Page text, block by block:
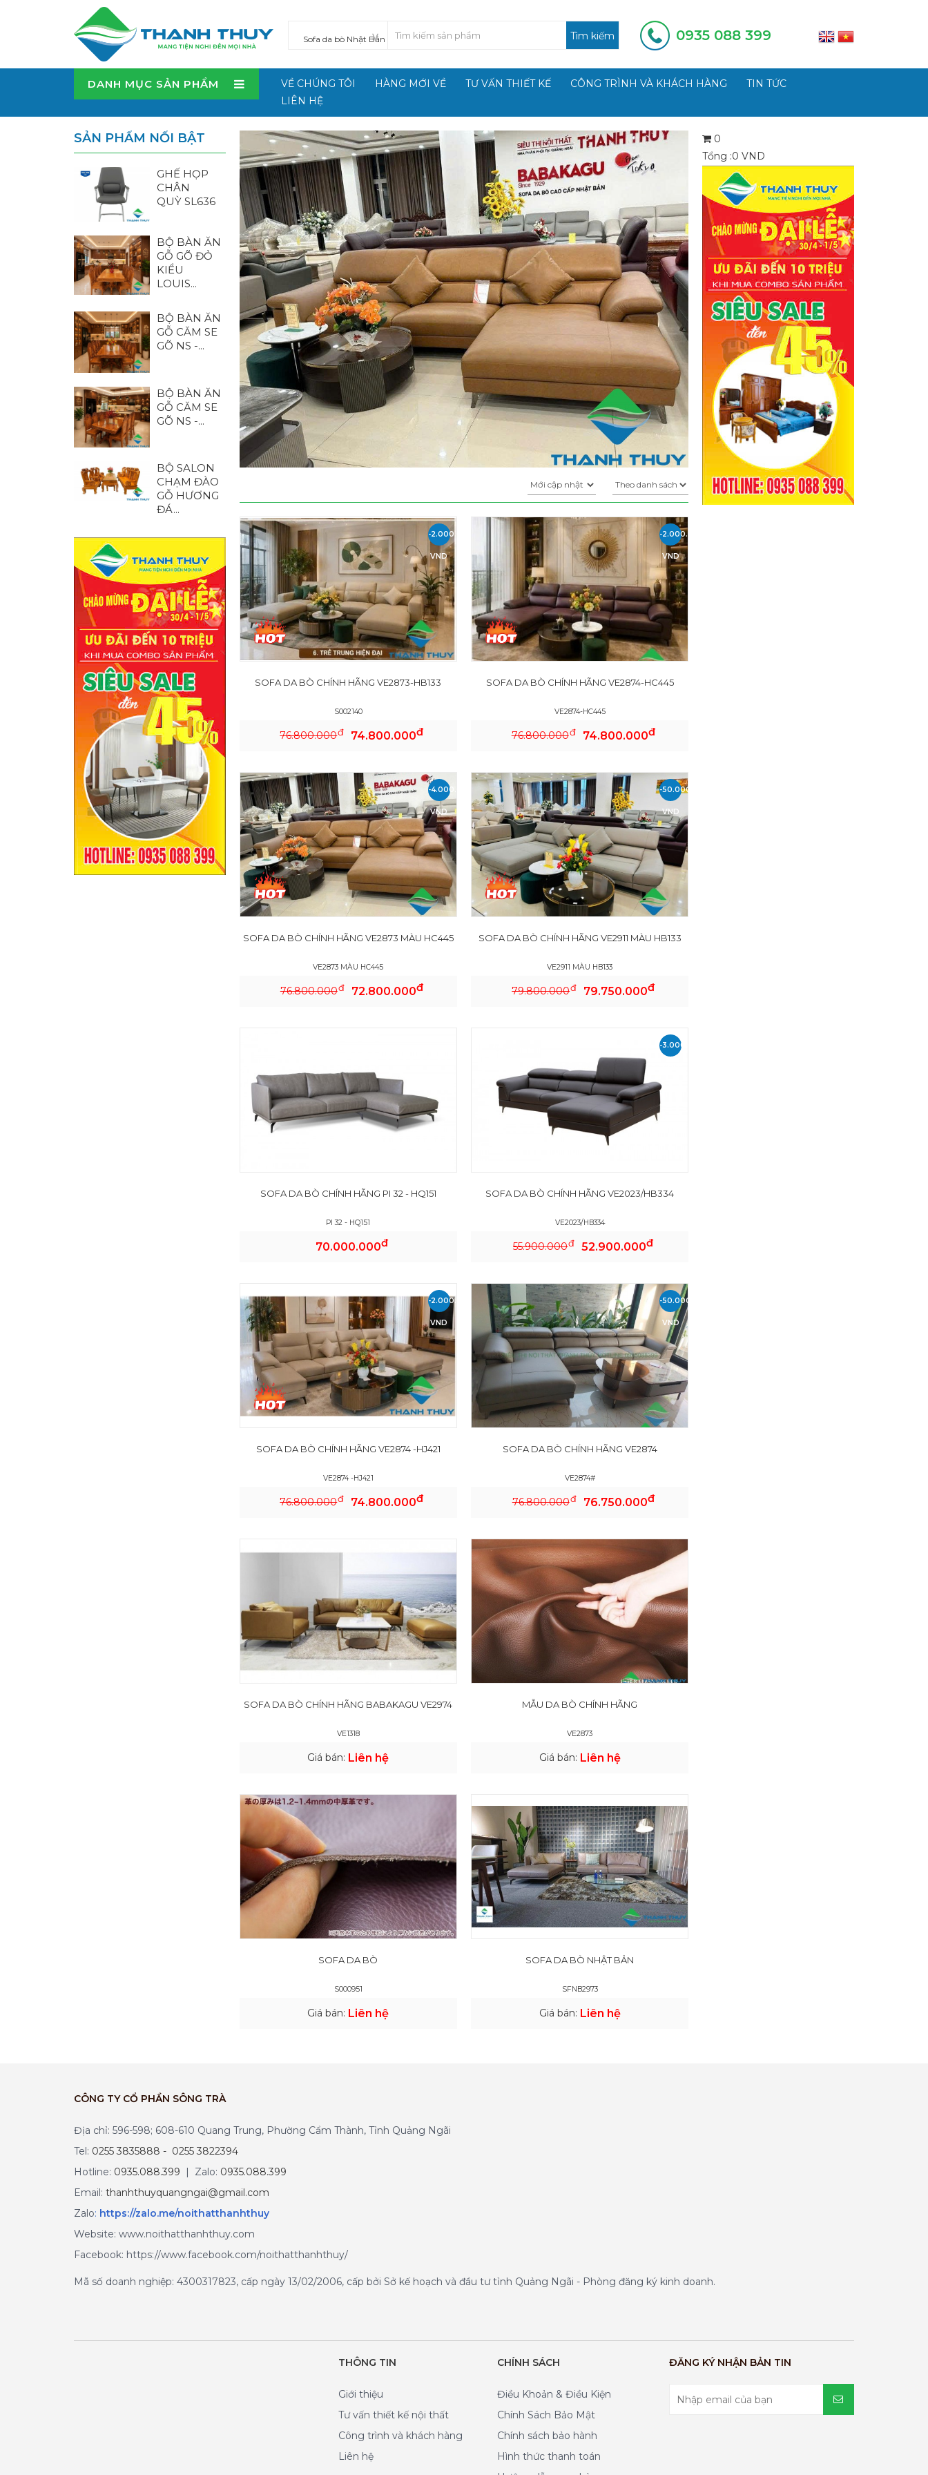
Tìm kiếm 0935 088 399
DANH MỤC SẢN PHẨM VỀ CHÚNG TÔI HÀNG MỚI VỀ TƯ VẤN THIẾT KẾ CÔNG TRÌNH VÀ KHÁCH HÀNG
TIN TỨC
LIÊN HỆ
-2.000.000
VND
SOFA DA BÒ CHÍNH HÃNG VE2873-HB133
S002140
76.800.000đ 74.800.000đ
-2.000.000
VND
SOFA DA BÒ CHÍNH HÃNG VE2874-HC445
VE2874-HC445
76.800.000đ 74.800.000đ
-4.000.000
VND
SOFA DA BÒ CHÍNH HÃNG VE2873 MÀU HC445
VE2873 MÀU HC445
76.800.000đ 72.800.000đ
-50.000
VND
SOFA DA BÒ CHÍNH HÃNG VE2911 MÀU HB133
VE2911 MÀU HB133
79.800.000đ 79.750.000đ
SOFA DA BÒ CHÍNH HÃNG PI 32 - HQ151
PI 32 - HQ151
70.000.000đ
-3.000.000
SOFA DA BÒ CHÍNH HÃNG VE2023/HB334
VE2023/HB334
55.900.000đ 52.900.000đ
-2.000.000
VND
SOFA DA BÒ CHÍNH HÃNG VE2874 -HJ421
VE2874 -HJ421
76.800.000đ 74.800.000đ
-50.000
VND
SOFA DA BÒ CHÍNH HÃNG VE2874
VE2874#
76.800.000đ 76.750.000đ
SOFA DA BÒ CHÍNH HÃNG BABAKAGU VE2974
VE1318
Giá bán: Liên hệ
MẪU DA BÒ CHÍNH HÃNG
VE2873
Giá bán: Liên hệ
SOFA DA BÒ
S000951
Giá bán: Liên hệ
SOFA DA BÒ NHẬT BẢN
SFNB2973
Giá bán: Liên hệ
0
Tổng :0 VND
SẢN PHẨM NỔI BẬT
GHẾ HỌP
CHÂN
QUỲ SL636
BỘ BÀN ĂN
GỖ GÕ ĐỎ
KIỂU
LOUIS...
BỘ BÀN ĂN
GỖ CĂM SE
GÕ NS -...
BỘ BÀN ĂN
GỖ CĂM SE
GÕ NS -...
BỘ SALON
CHẠM ĐÀO
GỖ HƯƠNG
ĐÁ...
CÔNG TY CỔ PHẦN SÔNG TRÀ
Địa chỉ: 596-598; 608-610 Quang Trung, Phường Cẩm Thành, Tỉnh Quảng Ngãi
Tel: 0255 3835888 - 0255 3822394
Hotline: 0935.088.399 | Zalo: 0935.088.399
Email: thanhthuyquangngai@gmail.com
Zalo: https://zalo.me/noithatthanhthuy
Website: www.noithatthanhthuy.com
Facebook: https://www.facebook.com/noithatthanhthuy/
Mã số doanh nghiệp: 4300317823, cấp ngày 13/02/2006, cấp bởi Sở kế hoạch và đầu tư tỉnh Quảng Ngãi - Phòng đăng ký kinh doanh.
THÔNG TIN
Giới thiệu
Tư vấn thiết kế nội thất
Công trình và khách hàng
Liên hệ
CHÍNH SÁCH
Điều Khoản & Điều Kiện
Chính Sách Bảo Mật
Chính sách bảo hành
Hình thức thanh toán
ĐĂNG KÝ NHẬN BẢN TIN